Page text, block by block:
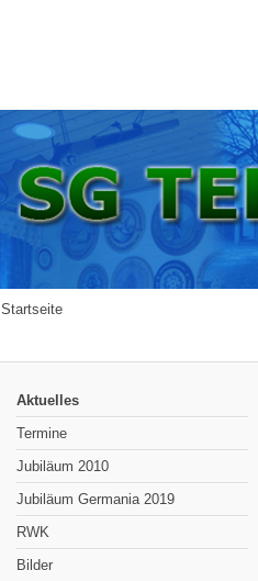
Startseite
Aktuelles
Termine
Jubiläum 2010
Jubiläum Germania 2019
RWK
Bilder